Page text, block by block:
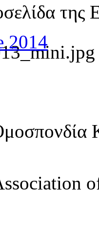
της
2014